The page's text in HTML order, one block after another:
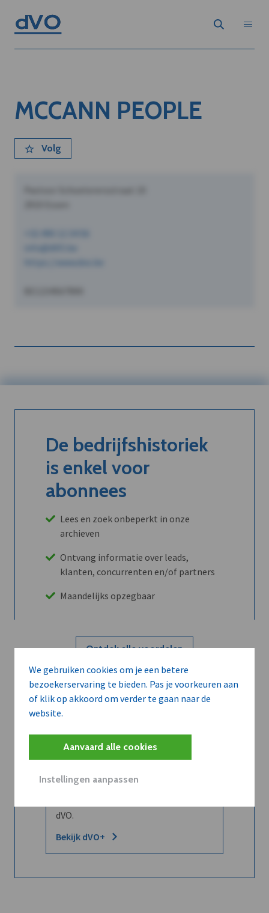
We gebruiken cookies om je een betere
bezoekerservaring te bieden. Pas je voorkeuren aan
of klik op akkoord om verder te gaan naar de
website.
Aanvaard alle cookies
Instellingen aanpassen
MCCANN PEOPLE
Volg
De bedrijfshistoriek
is enkel voor
abonnees
Lees en zoek onbeperkt in onze
archieven
Ontvang informatie over leads,
klanten, concurrenten en/of partners
Maandelijks opzegbaar
Ontdek alle voordelen
Abboneer
Wilt u niet enkel de dVO community
leren kennen maar dat men u ook
Word dVO Member voor €72/mnd en
dVO.
Bekijk dVO+